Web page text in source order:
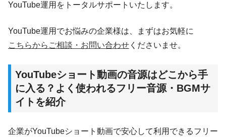
YouTube運用をトータルサポートいたします。
YouTube運用でお悩みの企業様は、まずはお気軽に
こちらからご相談・お問い合わせ くださいませ。
YouTubeショート動画の音源はどこから手
に入る？よく使われるフリー音源・BGMサ
イトを紹介
企業がYouTubeショート動画で安心して利用できるフリー